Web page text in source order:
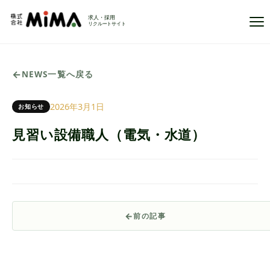
NEWS一覧へ戻る
お知らせ 2026年3月1日
見習い設備職人（電気・水道）
前の記事